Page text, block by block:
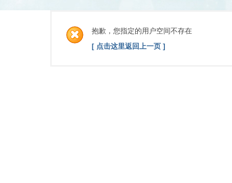
抱歉，您指定的用户空间不存在
[ 点击这里返回上一页 ]